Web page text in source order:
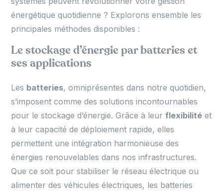
énergétique quotidienne ? Explorons ensemble les
principales méthodes disponibles :
Le stockage d’énergie par batteries et
ses applications
Les batteries, omniprésentes dans notre quotidien,
s’imposent comme des solutions incontournables
pour le stockage d’énergie. Grâce à leurflexibilité et
à leur capacité de déploiement rapide, elles
permettent une intégration harmonieuse des
énergies renouvelables dans nos infrastructures.
Que ce soit pour stabiliser le réseau électrique ou
alimenter des véhicules électriques, les batteries